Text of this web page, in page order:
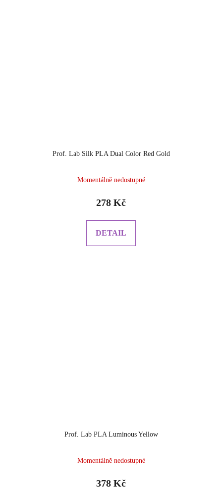
Prof. Lab Silk PLA Dual Color Red Gold
Momentálně nedostupné
278 Kč
DETAIL
Prof. Lab PLA Luminous Yellow
Momentálně nedostupné
378 Kč